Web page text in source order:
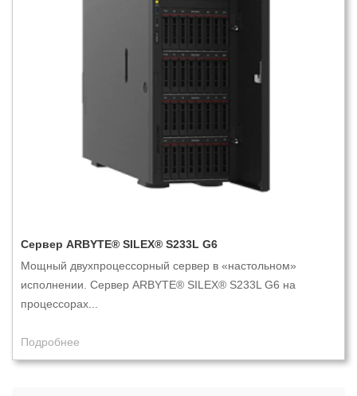
Сервер ARBYTE® SILEX® S233L G6
Мощный двухпроцессорный сервер в «настольном»
исполнении. Сервер ARBYTE® SILEX® S233L G6 на
процессорах...
Подробнее